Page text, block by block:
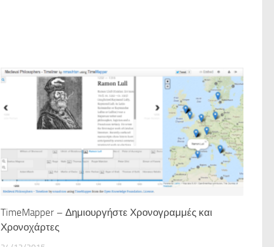
TimeMapper – Δημιουργήστε Χρονογραμμές και
Χρονοχάρτες